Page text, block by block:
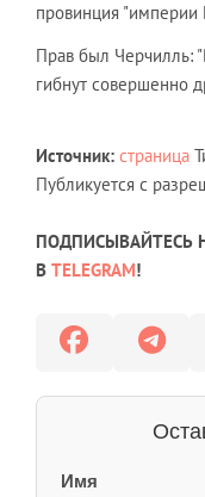
провинция "империи
Прав был Черчилль:
гибнут совершенно
Источник: страница
Публикуется с
ПОДПИСЫВАЙТЕСЬ
В TELEGRAM!
Имя